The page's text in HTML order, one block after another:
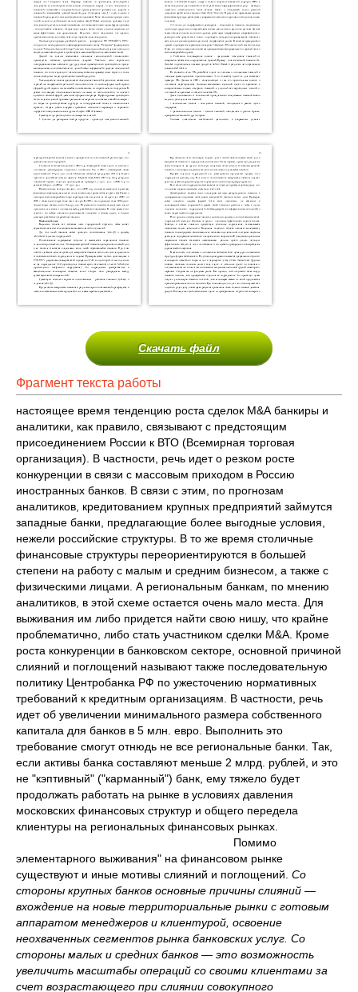
Скачать файл
Фрагмент текста работы
настоящее время тенденцию роста сделок М&А банкиры и
аналитики, как правило, связывают с предстоящим
присоединением России к ВТО (Всемирная торговая
организация). В частности, речь идет о резком росте
конкуренции в связи с массовым приходом в Россию
иностранных банков. В связи с этим, по прогнозам
аналитиков, кредитованием крупных предприятий займутся
западные банки, предлагающие более выгодные условия,
нежели российские структуры. В то же время столичные
финансовые структуры переориентируются в большей
степени на работу с малым и средним бизнесом, а также с
физическими лицами. А региональным банкам, по мнению
аналитиков, в этой схеме остается очень мало места. Для
выживания им либо придется найти свою нишу, что крайне
проблематично, либо стать участником сделки М&А. Кроме
роста конкуренции в банковском секторе, основной причиной
слияний и поглощений называют также последовательную
политику Центробанка РФ по ужесточению нормативных
требований к кредитным организациям. В частности, речь
идет об увеличении минимального размера собственного
капитала для банков в 5 млн. евро. Выполнить это
требование смогут отнюдь не все региональные банки. Так,
если активы банка составляют меньше 2 млрд. рублей, и это
не "кэптивный" ("карманный") банк, ему тяжело будет
продолжать работать на рынке в условиях давления
московских финансовых структур и общего передела
клиентуры на региональных финансовых рынках.
Помимо
элементарного выживания" на финансовом рынке
существуют и иные мотивы слияний и поглощений. Со
стороны крупных банков основные причины слияний —
вхождение на новые территориальные рынки с готовым
аппаратом менеджеров и клиентурой, освоение
неохваченных сегментов рынка банковских услуг. Со
стороны малых и средних банков — это возможность
увеличить масштабы операций со своими клиентами за
счет возрастающего при слиянии совокупного